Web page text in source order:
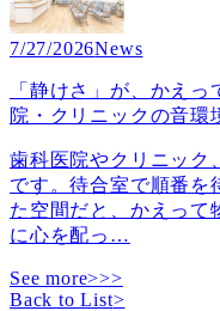
7/27/2026News
「静けさ」が、かえ
院・クリニックの音環
歯科医院やクリニック
です。待合室で順番を
た空間だと、かえって
に心を配っ …
See more>>>
Back to List>